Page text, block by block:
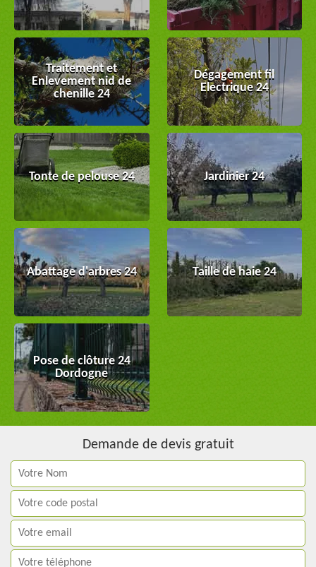
Traitement et
Enlevement nid de
chenille 24
Dégagement fil
Electrique 24
Tonte de pelouse 24 Jardinier 24
Abattage d'arbres 24 Taille de haie 24
Pose de clôture 24
Dordogne
Demande de devis gratuit